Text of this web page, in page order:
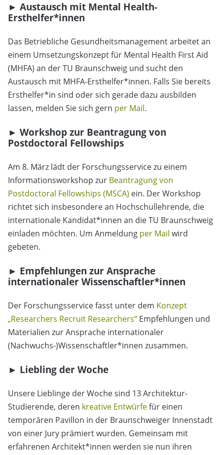
► Austausch mit Mental Health-
Ersthelfer*innen
Das Betriebliche Gesundheitsmanagement arbeitet an
einem Umsetzungskonzept für Mental Health First Aid
(MHFA) an der TU Braunschweig und sucht den
Austausch mit MHFA-Ersthelfer*innen. Falls Sie bereits
Ersthelfer*in sind oder sich gerade dazu ausbilden
lassen, melden Sie sich gern per Mail.
► Workshop zur Beantragung von
Postdoctoral Fellowships
Am 8. März lädt der Forschungsservice zu einem
Informationsworkshop zur Beantragung von
Postdoctoral Fellowships (MSCA) ein. Der Workshop
richtet sich insbesondere an Hochschullehrende, die
internationale Kandidat*innen an die TU Braunschweig
einladen möchten. Um Anmeldung per Mail wird
gebeten.
► Empfehlungen zur Ansprache
internationaler Wissenschaftler*innen
Der Forschungsservice fasst unter dem Konzept
„Researchers Recruit Researchers“ Empfehlungen und
Materialien zur Ansprache internationaler
(Nachwuchs-)Wissenschaftler*innen zusammen.
► Liebling der Woche
Unsere Lieblinge der Woche sind 13 Architektur-
Studierende, deren kreative Entwürfefür einen
temporären Pavillon in der Braunschweiger Innenstadt
von einer Jury prämiert wurden. Gemeinsam mit
erfahrenen Architekt*innen werden sie nun ihren